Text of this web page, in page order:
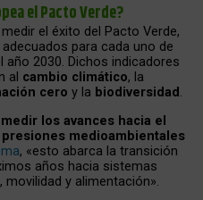
el Pacto Verde?
el éxito del Pacto Verde,
para cada uno de
2030. Dichos indicadores
al cambio climático, la
cero y la biodiversidad .
medir los avances hacia el
medioambientales
, «esto abarca la transición
años hacia sistemas
y alimentación».